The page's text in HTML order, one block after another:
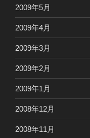
2009年5月
2009年4月
2009年3月
2009年2月
2009年1月
2008年12月
2008年11月